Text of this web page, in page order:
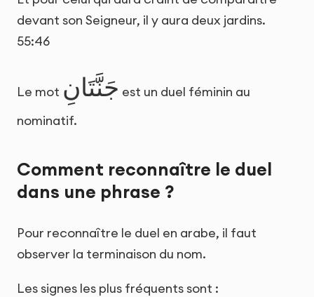
devant son Seigneur, il y aura deux jardins.
55:46
Le mot جَنَّتَانِ est un duel féminin au
nominatif.
Comment reconnaître le duel
dans une phrase ?
Pour reconnaître le duel en arabe, il faut
observer la terminaison du nom.
Les signes les plus fréquents sont :